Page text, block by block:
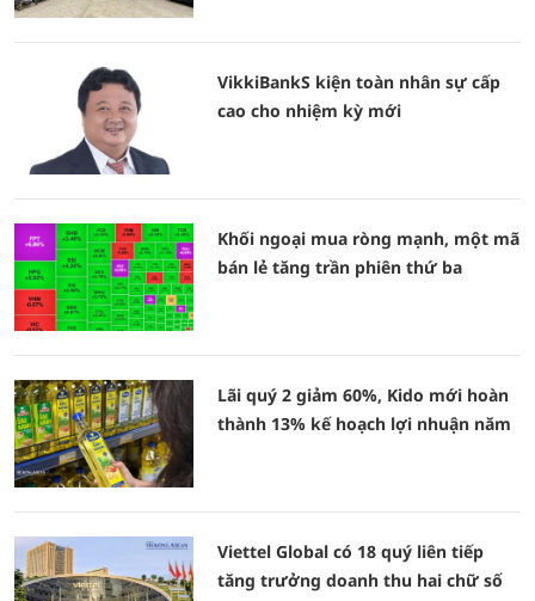
VikkiBankS kiện toàn nhân sự cấp
cao cho nhiệm kỳ mới
Khối ngoại mua ròng mạnh, một mã
bán lẻ tăng trần phiên thứ ba
Lãi quý 2 giảm 60%, Kido mới hoàn
thành 13% kế hoạch lợi nhuận năm
Viettel Global có 18 quý liên tiếp
tăng trưởng doanh thu hai chữ số